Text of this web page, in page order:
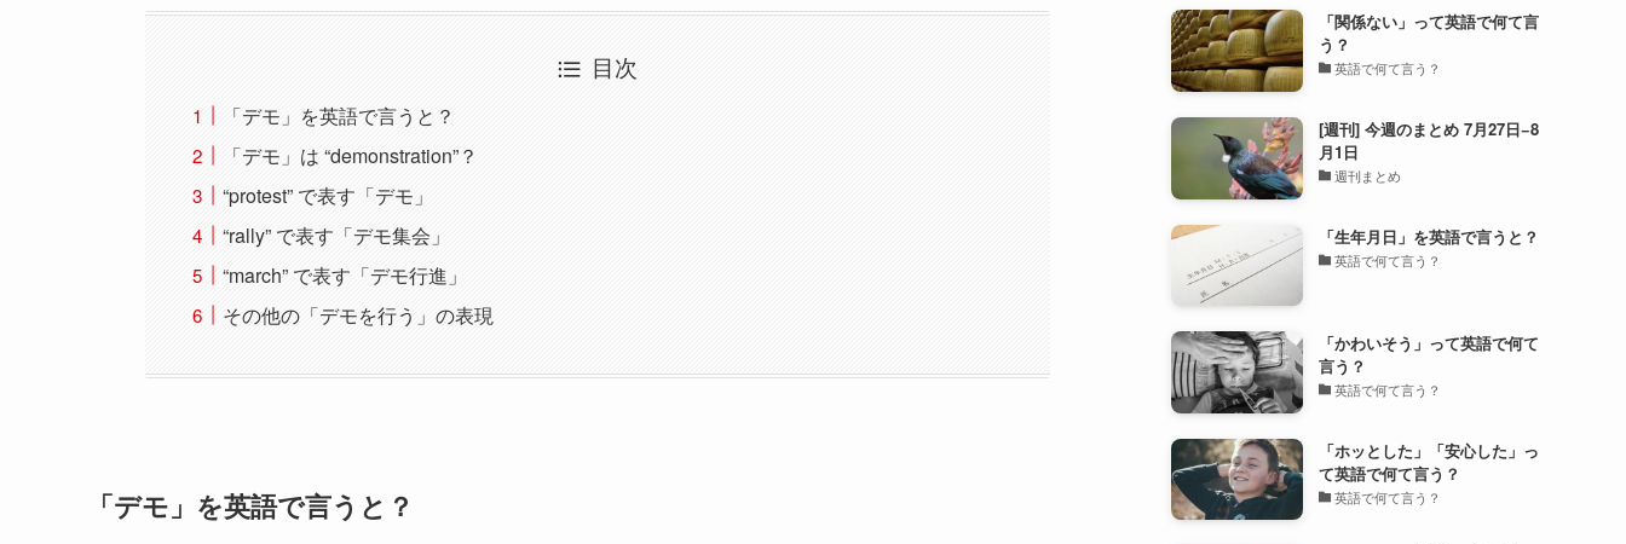
目次
「デモ」を英語で言うと？
「デモ」は “demonstration”？
“protest” で表す「デモ」
“rally” で表す「デモ集会」
“march” で表す「デモ行進」
その他の「デモを行う」の表現
「デモ」を英語で言うと？
「関係ない」って英語で何て言
う？
英語で何て言う？
[週刊] 今週のまとめ 7月27日−8
月1日
週刊まとめ
「生年月日」を英語で言うと？
英語で何て言う？
「かわいそう」って英語で何て
言う？
英語で何て言う？
「ホッとした」「安心した」っ
て英語で何て言う？
英語で何て言う？